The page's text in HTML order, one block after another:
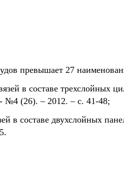
превышает 27
в составе
(26). – 2012. – с. 41-48;
в составе двухслойных